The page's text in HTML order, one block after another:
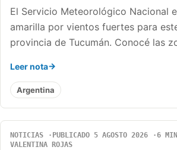
El Servicio Meteorológico Nacional
amarilla por vientos fuertes para
provincia de Tucumán. Conocé las
Leer nota
Argentina
NOTICIAS PUBLICADO 5 AGOSTO 2026
6
VALENTINA ROJAS